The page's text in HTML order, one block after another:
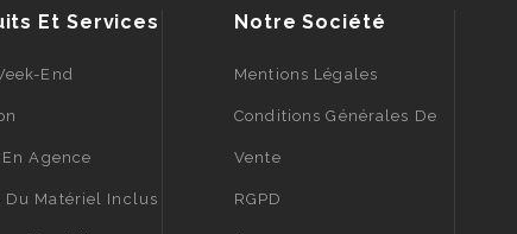
Et Services
End
Agence
Du Matériel Inclus
Notre Société
Mentions Légales
Conditions Générales De
Vente
RGPD